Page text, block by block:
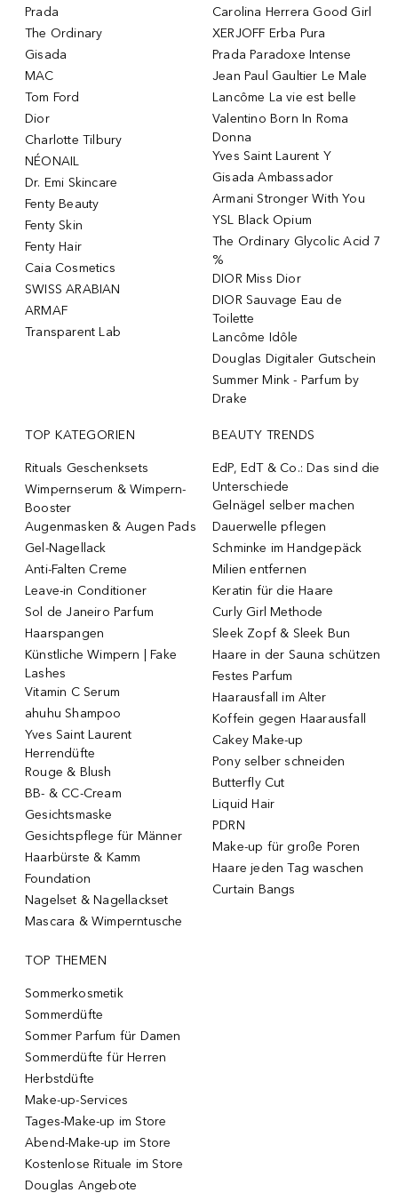
Prada
The Ordinary
Gisada
MAC
Tom Ford
Dior
Charlotte Tilbury
NÉONAIL
Dr. Emi Skincare
Fenty Beauty
Fenty Skin
Fenty Hair
Caia Cosmetics
SWISS ARABIAN
ARMAF
Transparent Lab
Carolina Herrera Good Girl
XERJOFF Erba Pura
Prada Paradoxe Intense
Jean Paul Gaultier Le Male
Lancôme La vie est belle
Valentino Born In Roma
Donna
Yves Saint Laurent Y
Gisada Ambassador
Armani Stronger With You
YSL Black Opium
The Ordinary Glycolic Acid 7
%
DIOR Miss Dior
DIOR Sauvage Eau de
Toilette
Lancôme Idôle
Douglas Digitaler Gutschein
Summer Mink - Parfum by
Drake
TOP KATEGORIEN
Rituals Geschenksets
Wimpernserum & Wimpern-
Booster
Augenmasken & Augen Pads
Gel-Nagellack
Anti-Falten Creme
Leave-in Conditioner
Sol de Janeiro Parfum
Haarspangen
Künstliche Wimpern | Fake
Lashes
Vitamin C Serum
ahuhu Shampoo
Yves Saint Laurent
Herrendüfte
Rouge & Blush
BB- & CC-Cream
Gesichtsmaske
Gesichtspflege für Männer
Haarbürste & Kamm
Foundation
Nagelset & Nagellackset
Mascara & Wimperntusche
BEAUTY TRENDS
EdP, EdT & Co.: Das sind die
Unterschiede
Gelnägel selber machen
Dauerwelle pflegen
Schminke im Handgepäck
Milien entfernen
Keratin für die Haare
Curly Girl Methode
Sleek Zopf & Sleek Bun
Haare in der Sauna schützen
Festes Parfum
Haarausfall im Alter
Koffein gegen Haarausfall
Cakey Make-up
Pony selber schneiden
Butterfly Cut
Liquid Hair
PDRN
Make-up für große Poren
Haare jeden Tag waschen
Curtain Bangs
TOP THEMEN
Sommerkosmetik
Sommerdüfte
Sommer Parfum für Damen
Sommerdüfte für Herren
Herbstdüfte
Make-up-Services
Tages-Make-up im Store
Abend-Make-up im Store
Kostenlose Rituale im Store
Douglas Angebote